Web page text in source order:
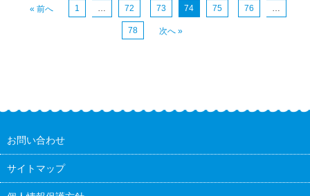
« 前へ 1 72 73 74 75 76
78 次へ »
お問い合わせ
サイトマップ